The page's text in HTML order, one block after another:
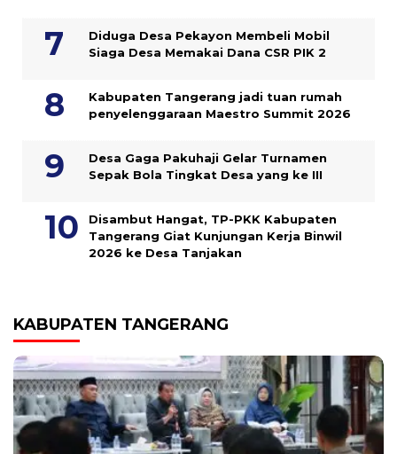
Diduga Desa Pekayon Membeli Mobil
Siaga Desa Memakai Dana CSR PIK 2
Kabupaten Tangerang jadi tuan rumah
penyelenggaraan Maestro Summit 2026
Desa Gaga Pakuhaji Gelar Turnamen
Sepak Bola Tingkat Desa yang ke III
Disambut Hangat, TP-PKK Kabupaten
Tangerang Giat Kunjungan Kerja Binwil
2026 ke Desa Tanjakan
KABUPATEN TANGERANG